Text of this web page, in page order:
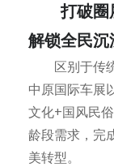
打破圈
解锁全民
区别于传
中原国际车展
文化+国风民
龄段需求，完
美转型。